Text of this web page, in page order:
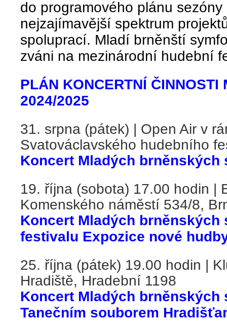
do programového plánu
nejzajímavější spektrum
spoluprací. Mladí brněnští
zváni na mezinárodní hudební
PLÁN KONCERTNÍ ČINNOSTI
2024/2025
31. srpna (pátek) | Open Air v
Svatováclavského hudebního
Koncert Mladých brněnských
19. října (sobota) 17.00 hodin |
Komenského náměstí 534/8,
Koncert Mladých brněnských
festivalu Expozice nové
25. října (pátek) 19.00 hodin |
Hradiště, Hradební 1198
Koncert Mladých brněnských
Tanečním souborem